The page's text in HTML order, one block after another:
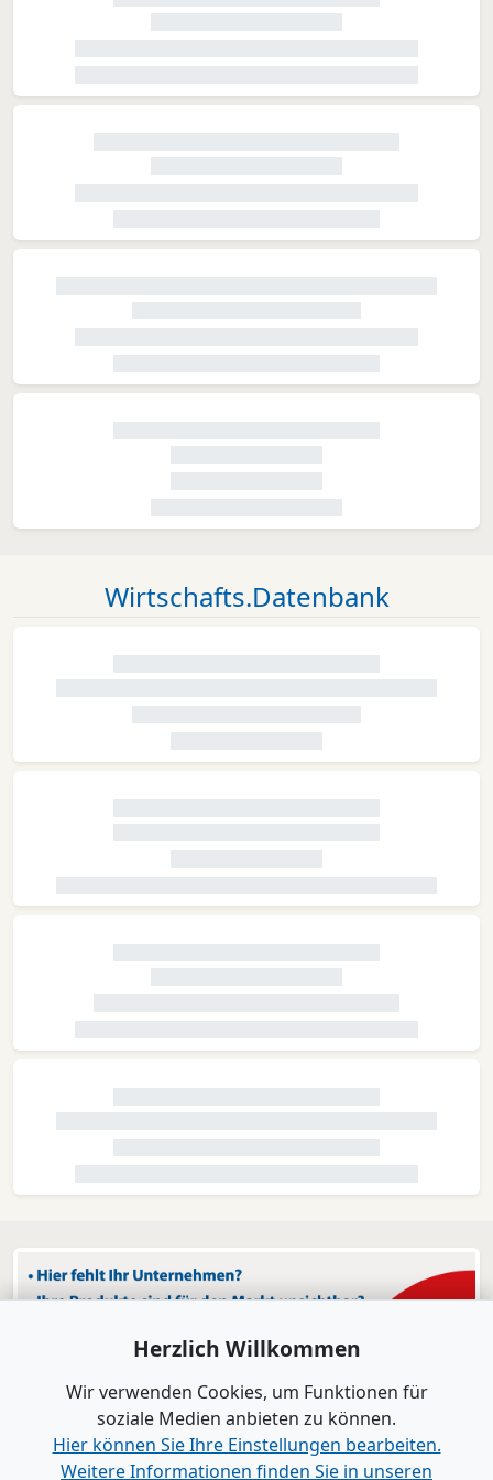
Wirtschafts.Datenbank
Herzlich Willkommen
Wir verwenden Cookies, um Funktionen für
soziale Medien anbieten zu können.
Hier können Sie Ihre Einstellungen bearbeiten.
Weitere Informationen finden Sie in unseren